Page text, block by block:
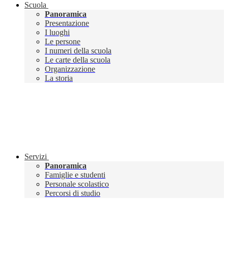
Scuola
Panoramica
Presentazione
I luoghi
Le persone
I numeri della scuola
Le carte della scuola
Organizzazione
La storia
Servizi
Panoramica
Famiglie e studenti
Personale scolastico
Percorsi di studio